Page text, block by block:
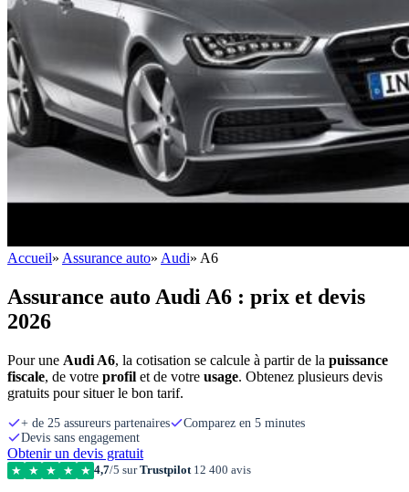
Accueil» Assurance auto» Audi» A6
Assurance auto Audi A6 : prix et devis
2026
Pour une Audi A6, la cotisation se calcule à partir de la puissance
fiscale, de votre profil et de votre usage. Obtenez plusieurs devis
gratuits pour situer le bon tarif.
+ de 25 assureurs partenaires
Comparez en 5 minutes
Devis sans engagement
Obtenir un devis gratuit
★ ★ ★ ★ ★ 4,7/5 surTrustpilot12 400 avis